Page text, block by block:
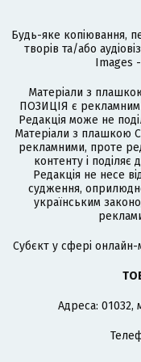
Будь-яке копіювання,
творів та/або
Images
Матеріали з
ПОЗИЦІЯ є
Редакція може не
Матеріали з плашкою
рекламними, проте
контенту і поділяє
Редакція не несе
судження,
українським
Cубєкт у сфері онлайн-
Адреса: 01032,